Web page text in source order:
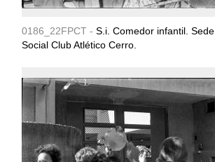
0186_22FPCT - S.i. Comedor infantil. Sede
Social Club Atlético Cerro.